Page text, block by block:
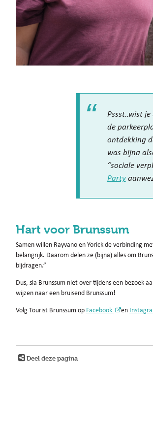
Pssst..wist
de
ontdekking
was bijna
“sociale
Party
Hart voor Brunssum
Samen willen Rayvano en Yorick de verbinding
belangrijk. Daarom delen ze (bijna) alles om
bijdragen.”
Dus, sla Brunssum niet over tijdens een bezoek
wijzen naar een bruisend Brunssum!
Volg Tourist Brunssum op Facebook en
Deel deze pagina